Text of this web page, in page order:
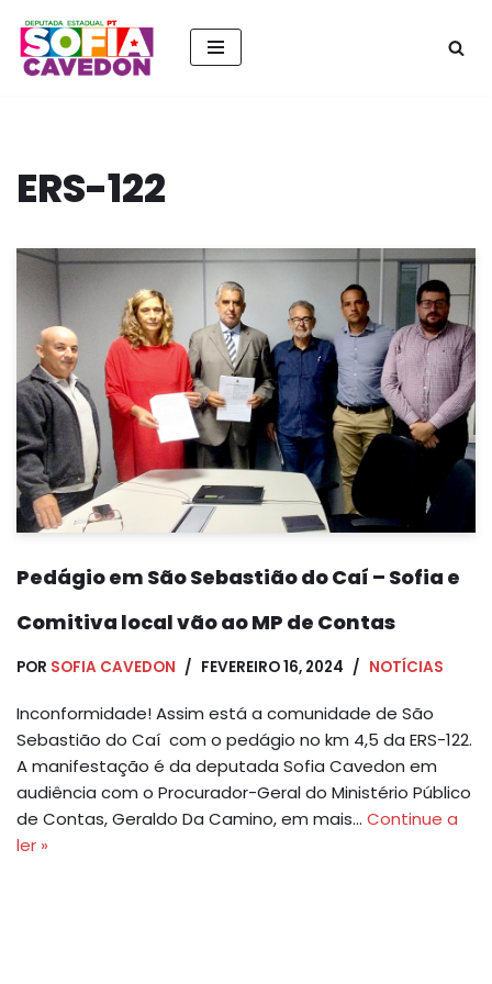
Pular
ERS-122
Pedágio em São Sebastião do Caí – Sofia e
Comitiva local vão ao MP de Contas
POR SOFIA CAVEDON FEVEREIRO 16, 2024 NOTÍCIAS
Inconformidade! Assim está a comunidade de São
Sebastião do Caí com o pedágio no km 4,5 da ERS-122.
A manifestação é da deputada Sofia Cavedon em
audiência com o Procurador-Geral do Ministério Público
de Contas, Geraldo Da Camino, em mais… Continue a
ler »